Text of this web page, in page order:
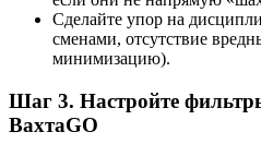
Сделайте упор на
сменами, отсутствие
минимизацию).
Шаг 3. Настройте
ВахтаGO